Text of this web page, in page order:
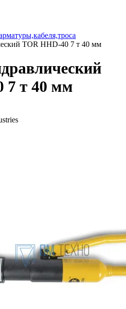
TOR HHD-40 7 т 40 мм
7 т 40 мм